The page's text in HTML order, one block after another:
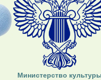
Министерство культуры